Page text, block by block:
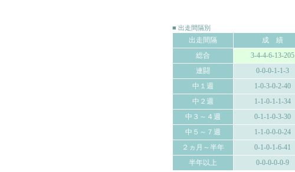
■ 出走間隔別
出走間隔 成 績
総合
3-4-4-6-13-205
連闘 0-0-0-1-1-3
中１週 1-0-3-0-2-40
中２週 1-1-0-1-1-34
中３～４週 0-1-1-0-3-30
中５～７週 1-1-0-0-0-24
２ヵ月～半年 0-1-0-1-6-41
半年以上 0-0-0-0-0-9